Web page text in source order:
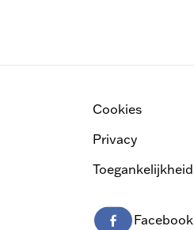
Cookies
Privacy
Toegankelijkheid
Facebook